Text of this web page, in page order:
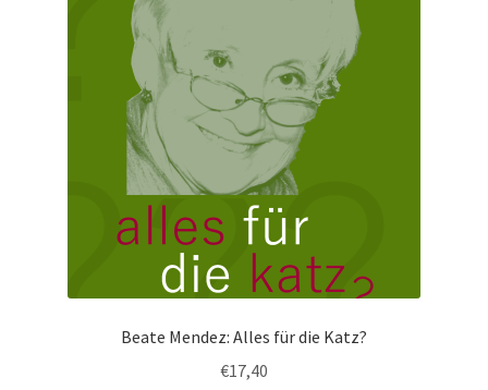
Beate Mendez: Alles für die Katz?
€17,40